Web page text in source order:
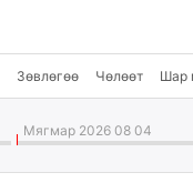
Зөвлөгөө Чөлөөт Шар
Мягмар 2026 08 04